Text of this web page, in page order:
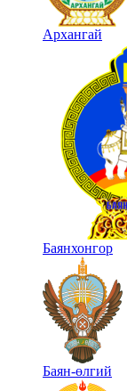
Архангай
Баянхонгор
Баян-өлгий